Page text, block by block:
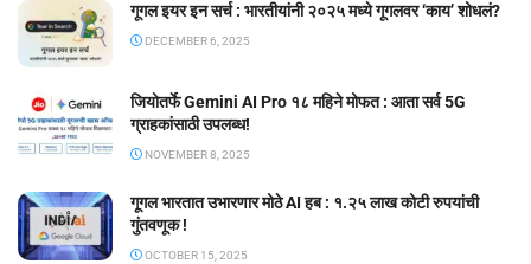
गूगल इयर इन सर्च : भारतीयांनी २०२५ मध्ये गूगलवर ‘काय’ शोधलं?
DECEMBER 6, 2025
जियोतर्फे Gemini AI Pro १८ महिने मोफत : आता सर्व 5G
ग्राहकांसाठी उपलब्ध!
NOVEMBER 8, 2025
गूगल भारतात उभारणार मोठे AI हब : १.२५ लाख कोटी रुपयांची
गुंतवणूक !
OCTOBER 15, 2025